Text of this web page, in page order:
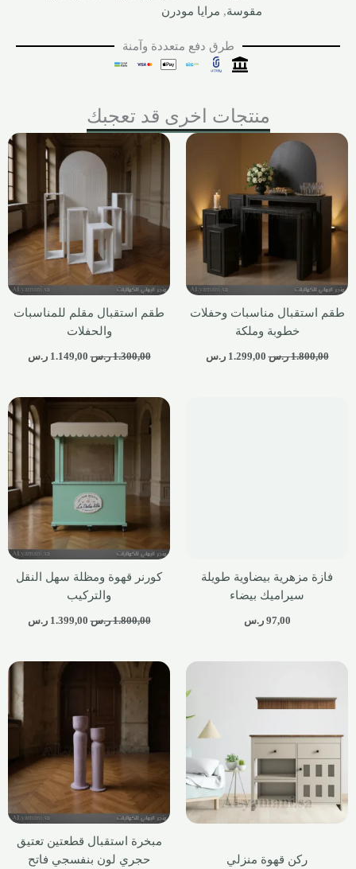
مقوسة, مرايا مودرن
طرق دفع متعددة وآمنة
منتجات اخرى قد تعجبك
طقم استقبال مناسبات وحفلات
خطوبة وملكة
1.800,00 ر.س 1.299,00 ر.س
طقم استقبال مقلم للمناسبات
والحفلات
1.300,00 ر.س 1.149,00 ر.س
فازة مزهرية بيضاوية طويلة
سيراميك بيضاء
97,00 ر.س
كورنر قهوة ومظلة سهل النقل
والتركيب
1.800,00 ر.س 1.399,00 ر.س
ركن قهوة منزلي
مبخرة استقبال قطعتين تعتيق
حجري لون بنفسجي فاتح